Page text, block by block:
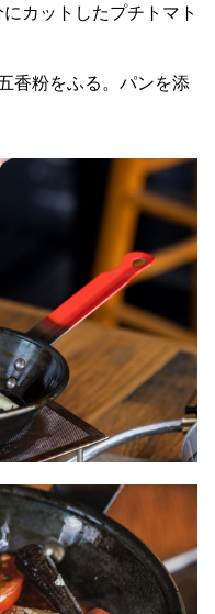
カットしたプチトマト
香粉をふる。パンを添